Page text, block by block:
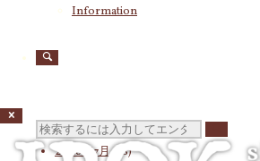
Information
検
Medium Anne in Montana
2026年8月(17)
2026年7月(58)